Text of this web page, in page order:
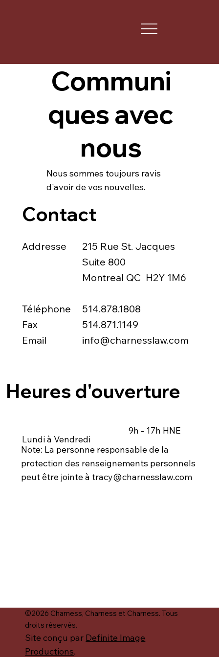
Communi
ques avec
nous
Nous sommes toujours ravis
d'avoir de vos nouvelles.
Contact
Addresse
Téléphone
Fax
Email
215 Rue St. Jacques
Suite 800
Montreal QC H2Y 1M6
514.878.1808
514.871.1149
info@charnesslaw.com
Heures d'ouverture
Lundi à Vendredi
9h - 17h HNE
Note: La personne responsable de la
protection des renseignements personnels
peut être jointe à tracy@charnesslaw.com
©2026 Charness, Charness et Charness. Tous
droits réservés.
Site conçu par Definite Image
Productions.